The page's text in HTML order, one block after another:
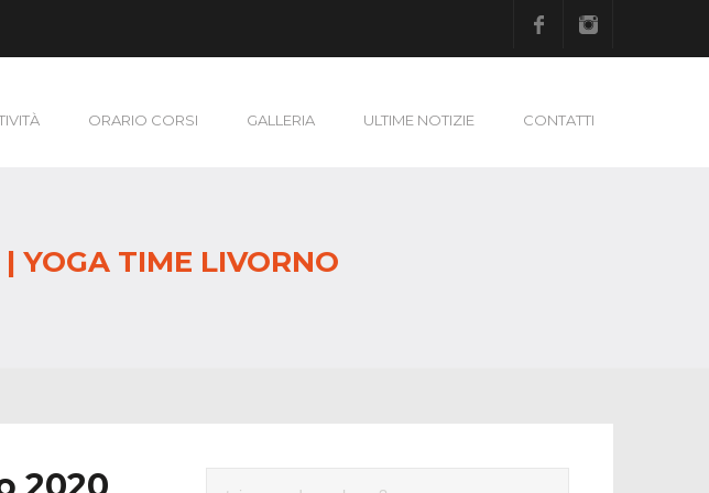
Facebook
ORARIO CORSI GALLERIA ULTIME NOTIZIE CONTATTI
YOGA TIME LIVORNO